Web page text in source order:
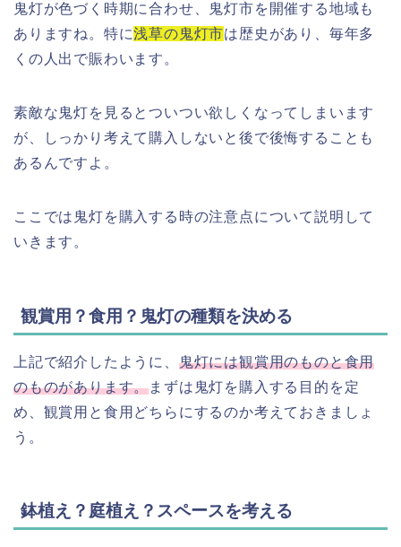
鬼灯が色づく時期に合わせ、鬼灯市を開催する地域も
ありますね。特に浅草の鬼灯市は歴史があり、毎年多
くの人出で賑わいます。
素敵な鬼灯を見るとついつい欲しくなってしまいます
が、しっかり考えて購入しないと後で後悔することも
あるんですよ。
ここでは鬼灯を購入する時の注意点について説明して
いきます。
観賞用？食用？鬼灯の種類を決める
上記で紹介したように、 鬼灯には観賞用のものと食用
のものがあります。まずは鬼灯を購入する目的を定
め、観賞用と食用どちらにするのか考えておきましょ
う。
鉢植え？庭植え？スペースを考える